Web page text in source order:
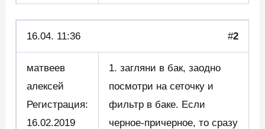
16.04. 11:36 #2
матвеев
алексей
Регистрация:
16.02.2019
1. загляни в бак, заодно
посмотри на сеточку и
фильтр в баке. Если
черное-причерное, то сразу